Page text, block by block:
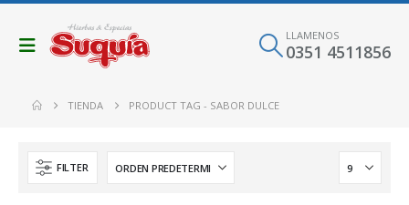
LLAMENOS
0351 4511856
TIENDA PRODUCT TAG - SABOR DULCE
FILTER